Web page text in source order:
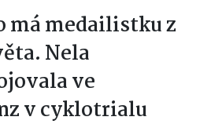
má medailistku z
Nela
ve
v cyklotrialu